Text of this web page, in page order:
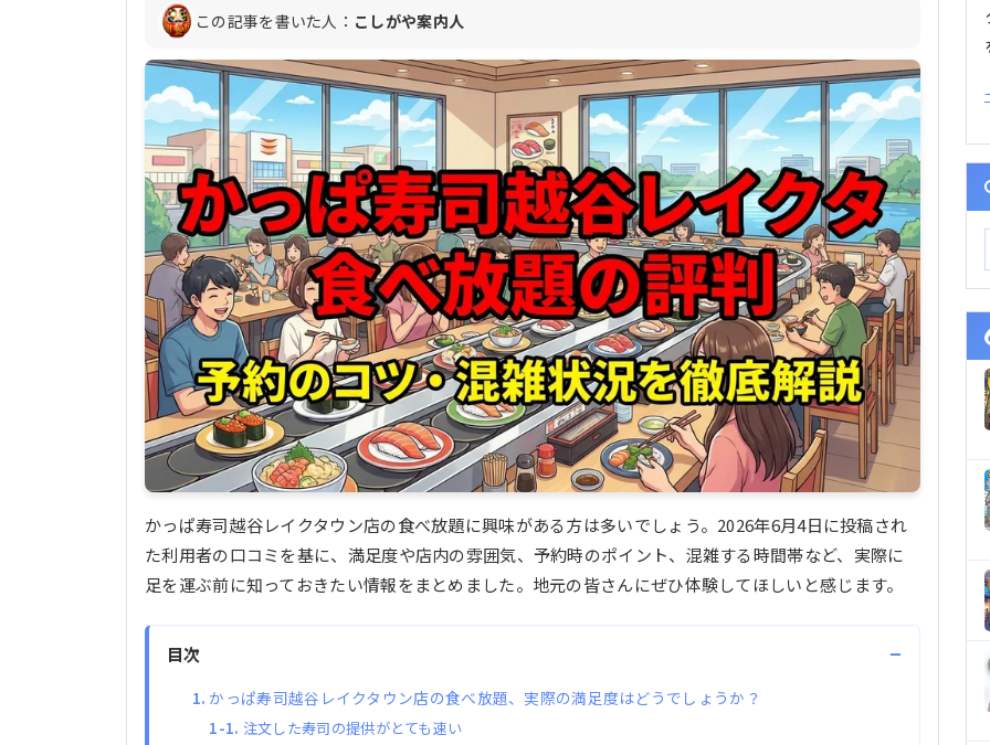
この記事を書いた人： こしがや案内人
かっぱ寿司越谷レイクタウン店の食べ放題に興味がある方は多いでしょう。2026年6月4日に投稿され
た利用者の口コミを基に、満足度や店内の雰囲気、予約時のポイント、混雑する時間帯など、実際に
足を運ぶ前に知っておきたい情報をまとめました。地元の皆さんにぜひ体験してほしいと感じます。
目次 −
かっぱ寿司越谷レイクタウン店の食べ放題、実際の満足度はどうでしょうか？
注文した寿司の提供がとても速い